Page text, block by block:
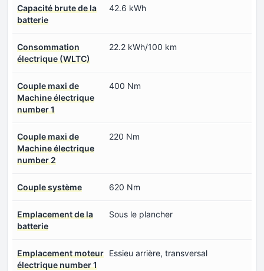
Capacité brute de la
batterie
42.6 kWh
Consommation
électrique (WLTC)
22.2 kWh/100 km
Couple maxi de
Machine électrique
number 1
400 Nm
Couple maxi de
Machine électrique
number 2
220 Nm
Couple système 620 Nm
Emplacement de la
batterie
Sous le plancher
Emplacement moteur
électrique number 1
Essieu arrière, transversal